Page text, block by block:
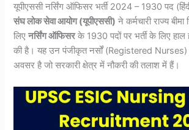
यूपीएससी नर्सिंग ऑफिसर भर्ती 2024 – 1930 पद
संघ लोक सेवा आयोग (यूपीएससी) ने कर्मचारी राज्य
लिएनर्सिंग ऑफिसरके 1930 पदों पर भर्ती के लिए हाल
की है। यह उन पंजीकृत नर्सों (Registered Nurses)
अवसर है जो सरकारी क्षेत्र में नौकरी की तलाश में हैं।